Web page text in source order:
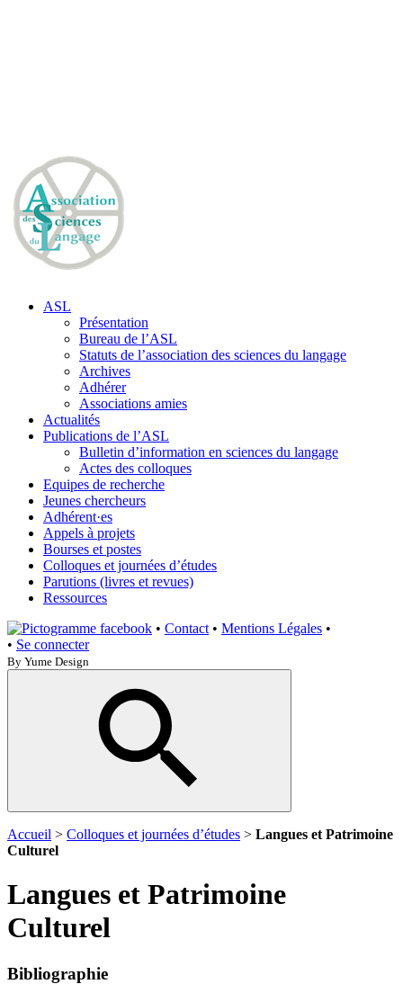
ASL
Présentation
Bureau de l’ASL
Statuts de l’association des sciences du langage
Archives
Adhérer
Associations amies
Actualités
Publications de l’ASL
Bulletin d’information en sciences du langage
Actes des colloques
Equipes de recherche
Jeunes chercheurs
Adhérent·es
Appels à projets
Bourses et postes
Colloques et journées d’études
Parutions (livres et revues)
Ressources
• Contact • Mentions Légales •
• Se connecter
By Yume Design
Accueil > Colloques et journées d’études > Langues et Patrimoine
Culturel
Langues et Patrimoine
Culturel
Bibliographie